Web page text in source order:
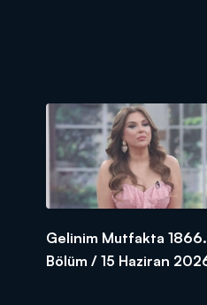
Gelinim Mutfakta 1866.
Bölüm / 15 Haziran